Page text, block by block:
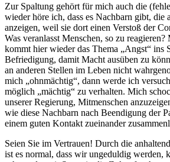
Zur Spaltung gehört für mich auch die
wieder höre ich, dass es Nachbarn gibt, die
anzeigen, weil sie dort einen Verstoß der
Was veranlasst Menschen, so zu reagieren?
kommt hier wieder das Thema „Angst“ ins
Befriedigung, damit Macht ausüben zu
an anderen Stellen im Leben nicht
mich „ohnmächtig“, dann werde ich
möglich „mächtig“ zu verhalten. Mich
unserer Regierung, Mitmenschen
wie diese Nachbarn nach Beendigung der
einem guten Kontakt zueinander
Seien Sie im Vertrauen! Durch die
ist es normal, dass wir ungeduldig werden,